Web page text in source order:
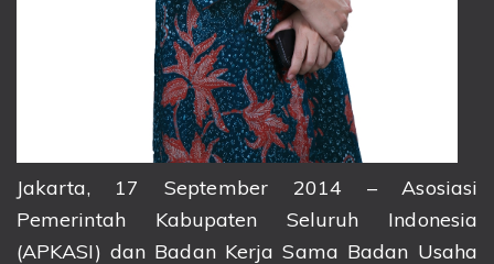
Jakarta, 17 September 2014 – Asosiasi
Pemerintah Kabupaten Seluruh Indonesia
(APKASI) dan Badan Kerja Sama Badan Usaha